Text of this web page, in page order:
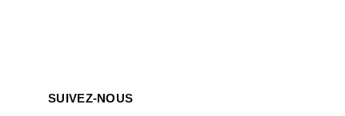
SUIVEZ-NOUS